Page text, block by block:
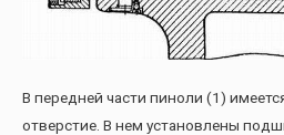
В передней части пиноли (1)
отверстие. В нем установлены